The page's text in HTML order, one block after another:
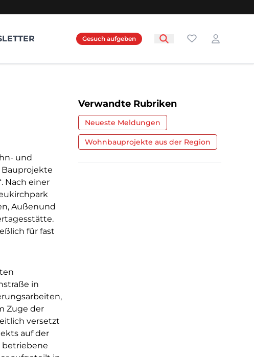
Gesuch aufgeben Favoriten
Login
und
Nach einer
Außenund
für fast
in
Zuge der
versetzt
auf der
betriebene
Verwandte Rubriken
Neueste Meldungen
Wohnbauprojekte aus der Region